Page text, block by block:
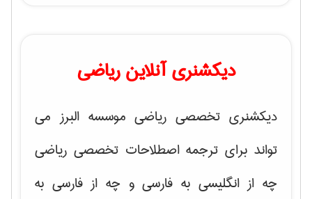
دیکشنری آنلاین ریاضی
دیکشنری تخصصی ریاضی موسسه البرز می
تواند برای ترجمه اصطلاحات تخصصی ریاضی
چه از انگلیسی به فارسی و چه از فارسی به